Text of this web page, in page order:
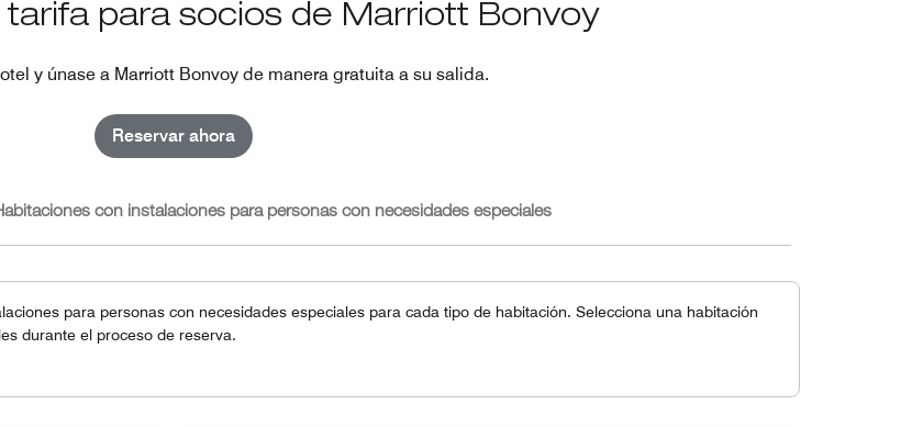
para socios de Marriott Bonvoy
y únase a Marriott Bonvoy de manera gratuita a su salida.
Reservar ahora
con instalaciones para personas con necesidades especiales
para personas con necesidades especiales para cada tipo de habitación. Selecciona una habitación
durante el proceso de reserva.